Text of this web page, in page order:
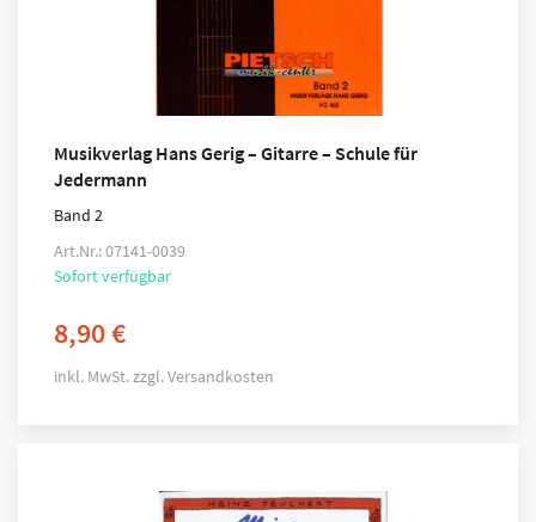
Musikverlag Hans Gerig – Gitarre – Schule für
Jedermann
Band 2
Art.Nr.: 07141-0039
Sofort verfügbar
8,90€
inkl. MwSt. zzgl.Versandkosten